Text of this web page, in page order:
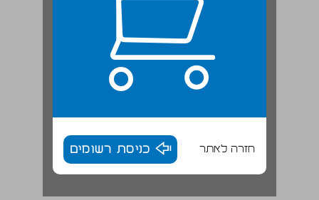
חזרה לאתר כניסת רשומים